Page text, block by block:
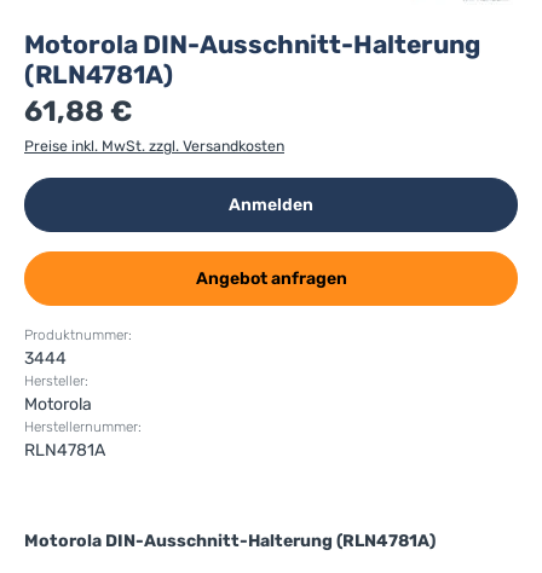
Motorola DIN-Ausschnitt-Halterung
(RLN4781A)
61,88 €
Preise inkl. MwSt. zzgl. Versandkosten
Anmelden
Angebot anfragen
Produktnummer:
3444
Hersteller:
Motorola
Herstellernummer:
RLN4781A
Motorola DIN-Ausschnitt-Halterung (RLN4781A)